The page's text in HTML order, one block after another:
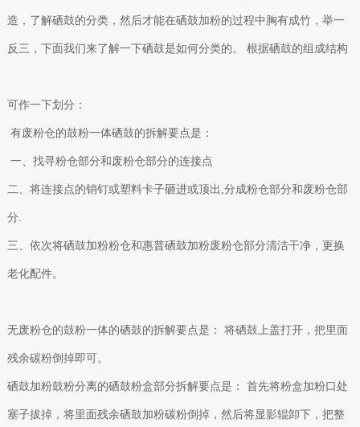
造，了解硒鼓的分类，然后才能在硒鼓加粉的过程中胸有成竹，举一
反三，下面我们来了解一下硒鼓是如何分类的。 根据硒鼓的组成结构
可作一下划分：
有废粉仓的鼓粉一体硒鼓的拆解要点是：
一、找寻粉仓部分和废粉仓部分的连接点
二、将连接点的销钉或塑料卡子砸进或顶出,分成粉仓部分和废粉仓部
分.
三、依次将硒鼓加粉粉仓和惠普硒鼓加粉废粉仓部分清洁干净，更换
老化配件。
无废粉仓的鼓粉一体的硒鼓的拆解要点是： 将硒鼓上盖打开，把里面
残余碳粉倒掉即可。
硒鼓加粉鼓粉分离的硒鼓粉盒部分拆解要点是： 首先将粉盒加粉口处
塞子拔掉，将里面残余硒鼓加粉碳粉倒掉，然后将显影辊卸下，把整